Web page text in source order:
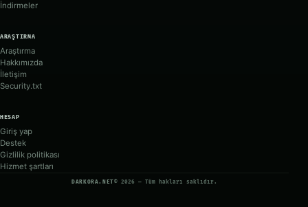
İndirmeler
ARAŞTIRMA
Araştırma
Hakkımızda
İletişim
Security.txt
HESAP
Giriş yap
Destek
Gizlilik politikası
Hizmet şartları
DARKORA.NET© 2026 — Tüm hakları saklıdır.